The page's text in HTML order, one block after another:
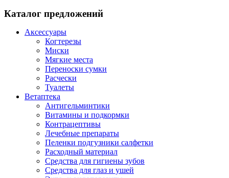
Каталог предложений
Аксессуары
Когтерезы
Миски
Мягкие места
Переноски сумки
Расчески
Туалеты
Ветаптека
Антигельминтики
Витамины и подкормки
Контрацептивы
Лечебные препараты
Пеленки подгузники салфетки
Расходный материал
Средства для гигиены зубов
Средства для глаз и ушей